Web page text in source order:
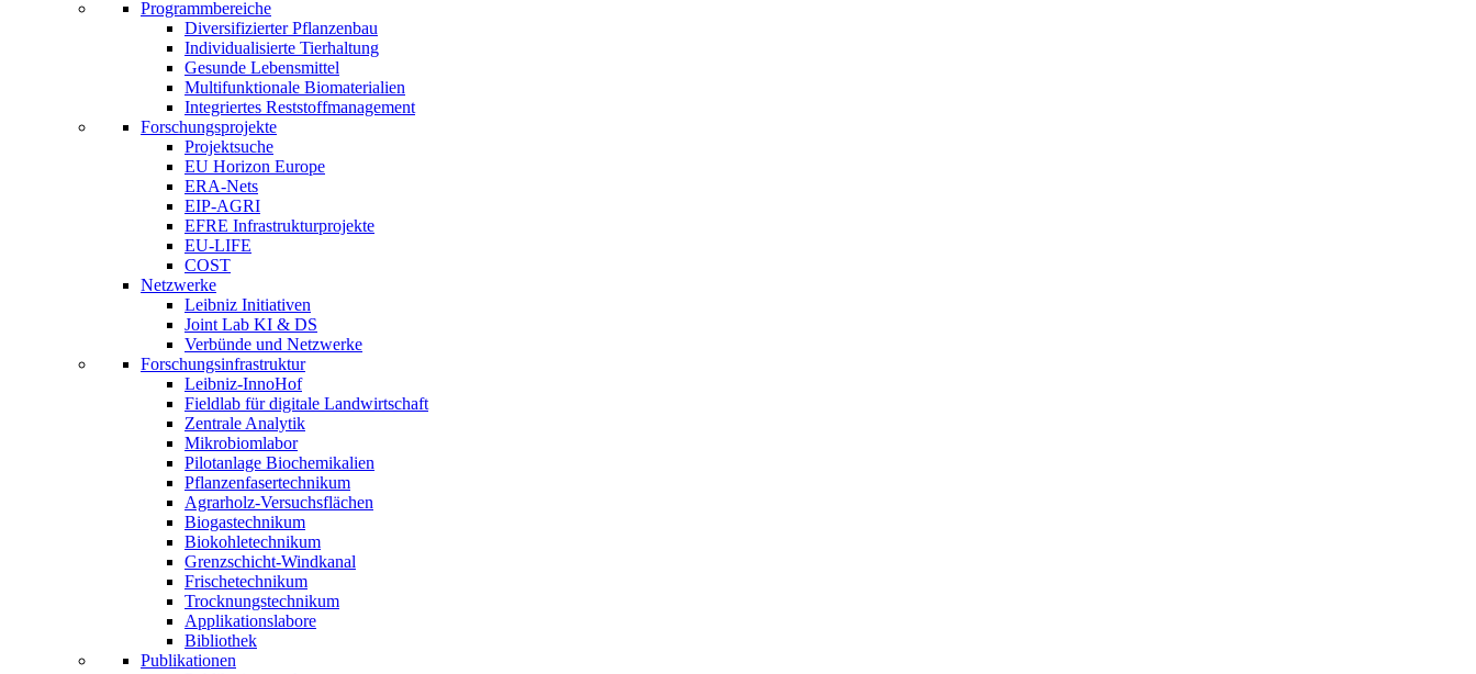
Programmbereiche
Diversifizierter Pflanzenbau
Individualisierte Tierhaltung
Gesunde Lebensmittel
Multifunktionale Biomaterialien
Integriertes Reststoffmanagement
Forschungsprojekte
Projektsuche
EU Horizon Europe
ERA-Nets
EIP-AGRI
EFRE Infrastrukturprojekte
EU-LIFE
COST
Netzwerke
Leibniz Initiativen
Joint Lab KI & DS
Verbünde und Netzwerke
Forschungsinfrastruktur
Leibniz-InnoHof
Fieldlab für digitale Landwirtschaft
Zentrale Analytik
Mikrobiomlabor
Pilotanlage Biochemikalien
Pflanzenfasertechnikum
Agrarholz-Versuchsflächen
Biogastechnikum
Biokohletechnikum
Grenzschicht-Windkanal
Frischetechnikum
Trocknungstechnikum
Applikationslabore
Bibliothek
Publikationen